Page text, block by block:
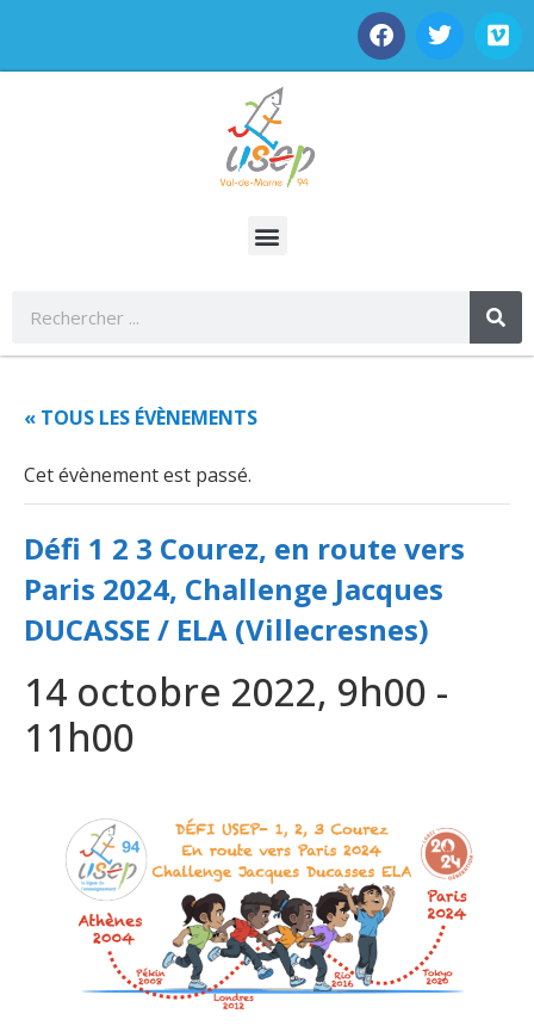
« TOUS LES ÉVÈNEMENTS
Cet évènement est passé.
Défi 1 2 3 Courez, en route vers
Paris 2024, Challenge Jacques
DUCASSE / ELA (Villecresnes)
14 octobre 2022, 9h00 -
11h00